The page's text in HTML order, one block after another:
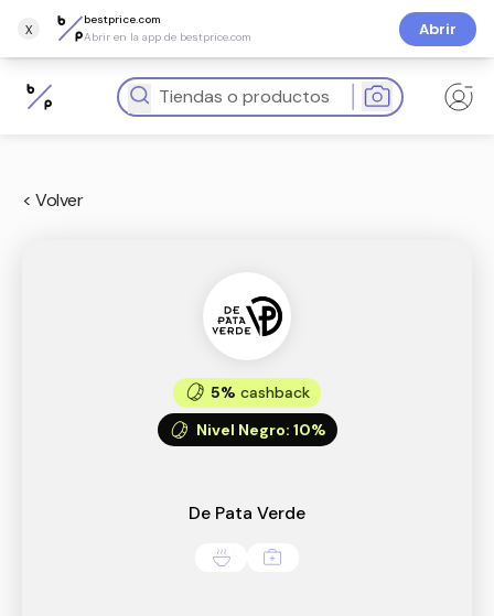
x
bestprice.com
Abrir en la app de bestprice.com
Abrir
< Volver
5% cashback
Nivel Negro: 10%
De Pata Verde